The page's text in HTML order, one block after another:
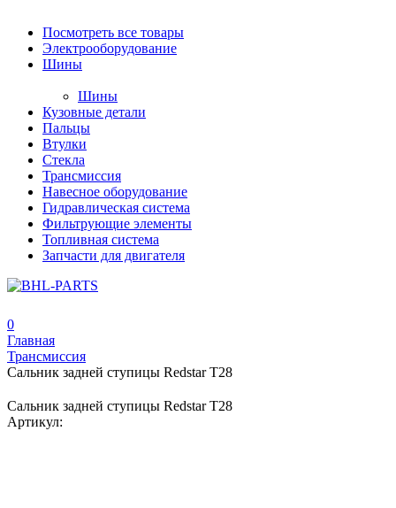
Посмотреть все товары
Электрооборудование
Шины
Шины
Кузовные детали
Пальцы
Втулки
Стекла
Трансмиссия
Навесное оборудование
Гидравлическая система
Фильтрующие элементы
Топливная система
Запчасти для двигателя
0
Главная
Трансмиссия
Сальник задней ступицы Redstar T28
Сальник задней ступицы Redstar T28
Артикул: